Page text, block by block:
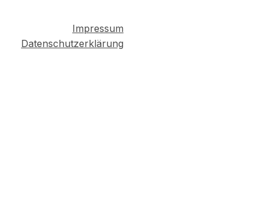
Impressum
Datenschutzerklärung